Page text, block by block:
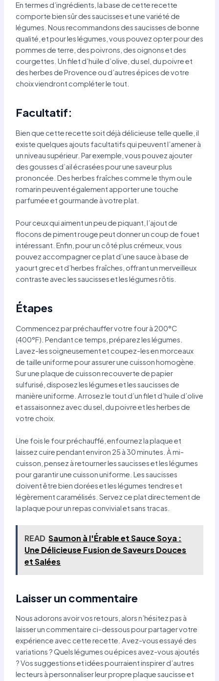
En termes d’ingrédients, la base de cette recette
comporte bien sûr des saucisses et une variété de
légumes. Nous recommandons des saucisses de bonne
qualité, et pour les légumes, vous pouvez opter pour des
pommes de terre, des poivrons, des oignons et des
courgettes. Un filet d’huile d’olive, du sel, du poivre et
des herbes de Provence ou d’autres épices de votre
choix viendront compléter le tout.
Facultatif:
Bien que cette recette soit déjà délicieuse telle quelle, il
existe quelques ajouts facultatifs qui peuvent l’amener à
un niveau supérieur. Par exemple, vous pouvez ajouter
des gousses d’ail écrasées pour une saveur plus
prononcée. Des herbes fraîches comme le thym ou le
romarin peuvent également apporter une touche
parfumée et gourmande à votre plat.
Pour ceux qui aiment un peu de piquant, l’ajout de
flocons de piment rouge peut donner un coup de fouet
intéressant. Enfin, pour un côté plus crémeux, vous
pouvez accompagner ce plat d’une sauce à base de
yaourt grec et d’herbes fraîches, offrant un merveilleux
contraste avec les saucisses et les légumes rôtis.
Étapes
Commencez par préchauffer votre four à 200°C
(400°F). Pendant ce temps, préparez les légumes.
Lavez-les soigneusement et coupez-les en morceaux
de taille uniforme pour assurer une cuisson homogène.
Sur une plaque de cuisson recouverte de papier
sulfurisé, disposez les légumes et les saucisses de
manière uniforme. Arrosez le tout d’un filet d’huile d’olive
et assaisonnez avec du sel, du poivre et les herbes de
votre choix.
Une fois le four préchauffé, enfournez la plaque et
laissez cuire pendant environ 25 à 30 minutes. À mi-
cuisson, pensez à retourner les saucisses et les légumes
pour garantir une cuisson uniforme. Les saucisses
doivent être bien dorées et les légumes tendres et
légèrement caramélisés. Servez ce plat directement de
la plaque pour un repas convivial et sans tracas.
READ Saumon à l'Érable et Sauce Soya :
Une Délicieuse Fusion de Saveurs Douces
et Salées
Laisser un commentaire
Nous adorons avoir vos retours, alors n’hésitez pas à
laisser un commentaire ci-dessous pour partager votre
expérience avec cette recette. Avez-vous essayé des
variations ? Quels légumes ou épices avez-vous ajoutés
? Vos suggestions et idées pourraient inspirer d’autres
lecteurs à personnaliser leur propre plaque saucisse et